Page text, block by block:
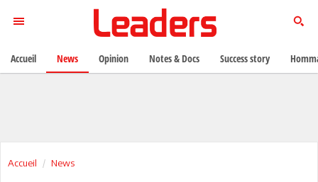
Accueil News
Accueil News Opinion Notes & Docs Success story